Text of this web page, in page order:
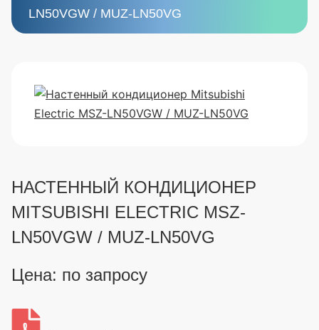
LN50VGW / MUZ-LN50VG
НАСТЕННЫЙ КОНДИЦИОНЕР
MITSUBISHI ELECTRIC MSZ-
LN50VGW / MUZ-LN50VG
Цена: по запросу